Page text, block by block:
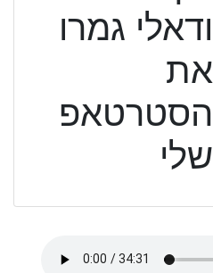
ודאלי גמרו
את
הסטרטאפ
שלי